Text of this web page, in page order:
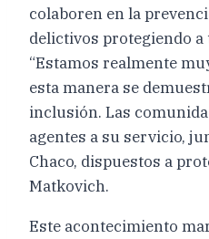
colaboren en la
delictivos protegiendo a
“Estamos realmente
esta manera se
inclusión. Las
agentes a su servicio,
Chaco, dispuestos a
Matkovich.
Este acontecimiento